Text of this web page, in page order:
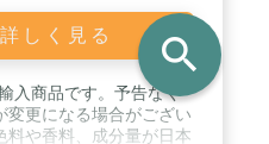
しく見る
入商品です。予告なく
変更になる場合がござい
料や香料、成分量が日本
search